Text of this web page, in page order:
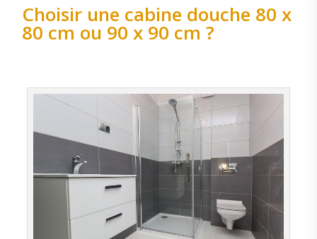
Choisir une cabine douche 80 x
80 cm ou 90 x 90 cm ?